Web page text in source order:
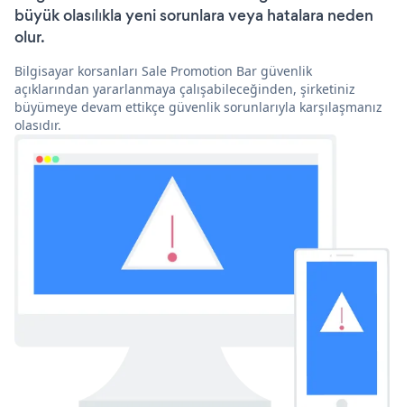
büyük olasılıkla yeni sorunlara veya hatalara neden
olur.
Bilgisayar korsanları Sale Promotion Bar güvenlik
açıklarından yararlanmaya çalışabileceğinden, şirketiniz
büyümeye devam ettikçe güvenlik sorunlarıyla karşılaşmanız
olasıdır.